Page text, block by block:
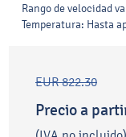
Rango de velocidad
Temperatura: Hasta
EUR 822.30
Precio a